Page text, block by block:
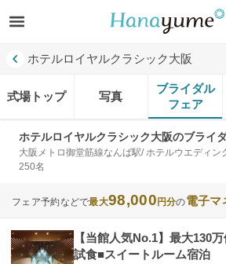
ホテルロイヤルクラシック大阪
式場トップ 写真
ブライダル
フェア
ホテルロイヤルクラシック大阪のブライ
大阪メトロ御堂筋線なんば駅/ ホテルウエディン
250名
フェア予約などで最大98,000 円分の電子マ
【当館人気No.1】最大130
試食■スイートルーム宿泊